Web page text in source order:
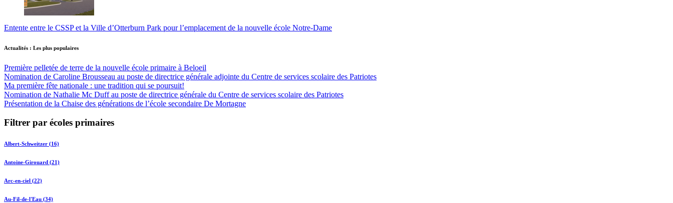
Entente entre le CSSP et la Ville d’Otterburn Park pour l’emplacement de la nouvelle école Notre-Dame
Actualités : Les plus populaires
Première pelletée de terre de la nouvelle école primaire à Beloeil
Nomination de Caroline Brousseau au poste de directrice générale adjointe du Centre de services scolaire des Patriotes
Ma première fête nationale : une tradition qui se poursuit!
Nomination de Nathalie Mc Duff au poste de directrice générale du Centre de services scolaire des Patriotes
Présentation de la Chaise des générations de l’école secondaire De Mortagne
Filtrer par écoles primaires
Albert-Schweitzer (16)
Antoine-Girouard (21)
Arc-en-ciel (22)
Au-Fil-de-l'Eau (34)